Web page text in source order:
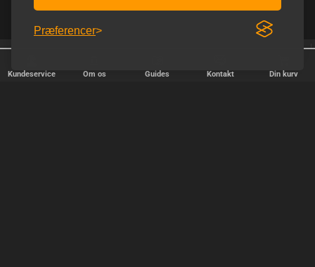
Præferencer
Kundeservice Om os Guides Kontakt Din kurv